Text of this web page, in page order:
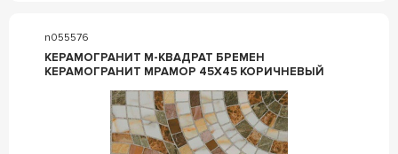
n055576
КЕРАМОГРАНИТ М-КВАДРАТ БРЕМЕН
КЕРАМОГРАНИТ МРАМОР 45X45 КОРИЧНЕВЫЙ